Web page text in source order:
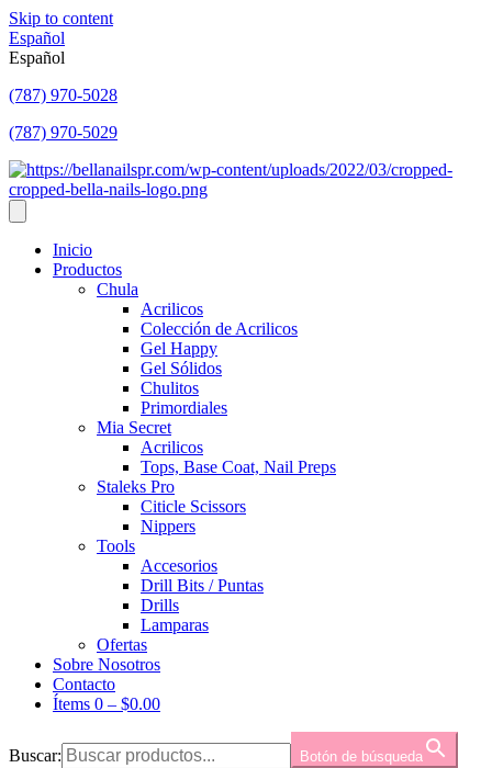
Skip to content
Español
Español
(787) 970-5028
(787) 970-5029
Inicio
Productos
Chula
Acrilicos
Colección de Acrilicos
Gel Happy
Gel Sólidos
Chulitos
Primordiales
Mia Secret
Acrilicos
Tops, Base Coat, Nail Preps
Staleks Pro
Citicle Scissors
Nippers
Tools
Accesorios
Drill Bits / Puntas
Drills
Lamparas
Ofertas
Sobre Nosotros
Contacto
Ítems 0 – $0.00
Buscar: Botón de búsqueda